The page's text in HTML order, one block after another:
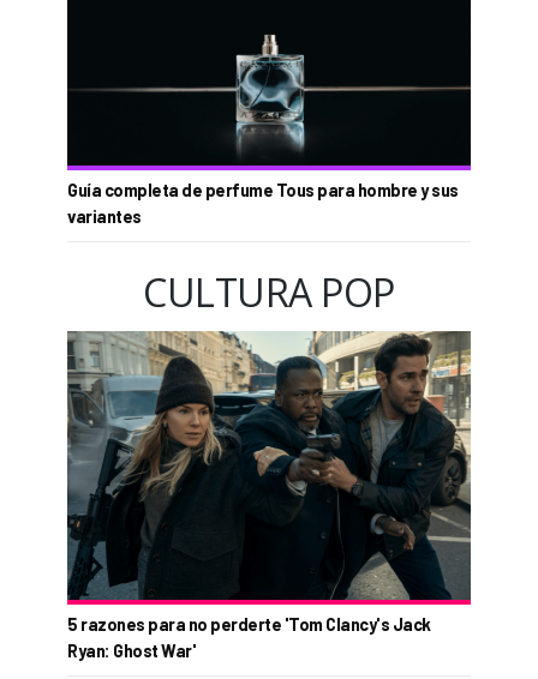
Guía completa de perfume Tous para hombre y sus
variantes
CULTURA POP
5 razones para no perderte 'Tom Clancy's Jack
Ryan: Ghost War'